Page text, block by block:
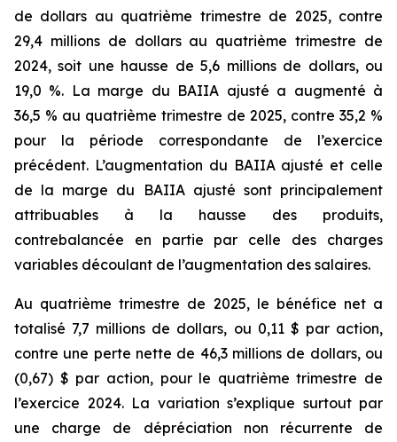
de dollars au quatrième trimestre de 2025, contre
29,4 millions de dollars au quatrième trimestre de
2024, soit une hausse de 5,6 millions de dollars, ou
19,0 %. La marge du BAIIA ajusté a augmenté à
36,5 % au quatrième trimestre de 2025, contre 35,2 %
pour la période correspondante de l’exercice
précédent. L’augmentation du BAIIA ajusté et celle
de la marge du BAIIA ajusté sont principalement
attribuables à la hausse des produits,
contrebalancée en partie par celle des charges
variables découlant de l’augmentation des salaires.
Au quatrième trimestre de 2025, le bénéfice net a
totalisé 7,7 millions de dollars, ou 0,11 $ par action,
contre une perte nette de 46,3 millions de dollars, ou
(0,67) $ par action, pour le quatrième trimestre de
l’exercice 2024. La variation s’explique surtout par
une charge de dépréciation non récurrente de